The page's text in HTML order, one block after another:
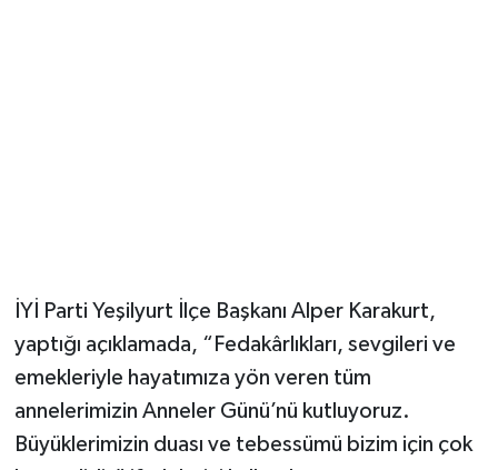
İYİ Parti Yeşilyurt İlçe Başkanı Alper Karakurt,
yaptığı açıklamada, “Fedakârlıkları, sevgileri ve
emekleriyle hayatımıza yön veren tüm
annelerimizin Anneler Günü’nü kutluyoruz.
Büyüklerimizin duası ve tebessümü bizim için çok